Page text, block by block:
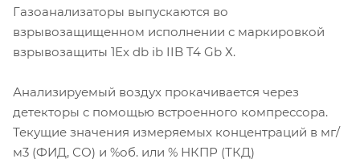
Газоанализаторы выпускаются во
взрывозащищенном исполнении с маркировкой
взрывозащиты 1Ex db ib IIB T4 Gb Х.
Анализируемый воздух прокачивается через
детекторы с помощью встроенного компрессора.
Текущие значения измеряемых концентраций в мг/
м3 (ФИД, СО) и %об. или % НКПР (ТКД)